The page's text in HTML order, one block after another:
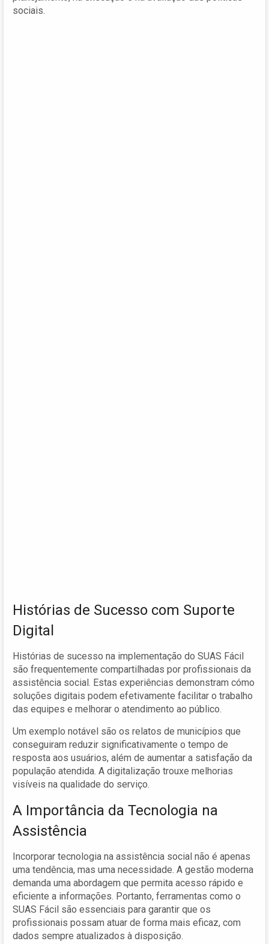
sociais.
Histórias de Sucesso com Suporte
Digital
Histórias de sucesso na implementação do SUAS Fácil
são frequentemente compartilhadas por profissionais da
assistência social. Estas experiências demonstram cómo
soluções digitais podem efetivamente facilitar o trabalho
das equipes e melhorar o atendimento ao público.
Um exemplo notável são os relatos de municípios que
conseguiram reduzir significativamente o tempo de
resposta aos usuários, além de aumentar a satisfação da
população atendida. A digitalização trouxe melhorias
visíveis na qualidade do serviço.
A Importância da Tecnologia na
Assistência
Incorporar tecnologia na assistência social não é apenas
uma tendência, mas uma necessidade. A gestão moderna
demanda uma abordagem que permita acesso rápido e
eficiente a informações. Portanto, ferramentas como o
SUAS Fácil são essenciais para garantir que os
profissionais possam atuar de forma mais eficaz, com
dados sempre atualizados à disposição.